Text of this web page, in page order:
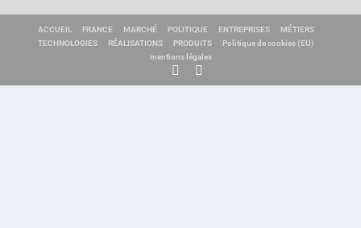
ACCUEIL FRANCE MARCHÉ POLITIQUE ENTREPRISES
MÉTIERS
TECHNOLOGIES
RÉALISATIONS PRODUITS
Politique de cookies (EU)
mentions légales